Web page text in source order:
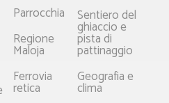
Parrocchia
Regione
Maloja
Ferrovia
retica
Sentiero del
ghiaccio e
pista di
pattinaggio
Geografia e
clima